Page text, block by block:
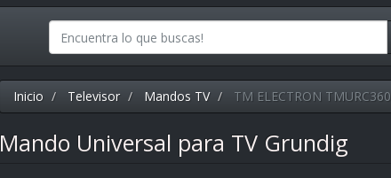
Inicio Televisor Mandos TV TM ELECTRON TMURC360
Mando Universal para TV Grundig